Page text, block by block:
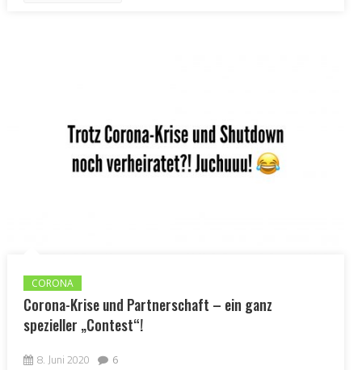
CORONA
Corona-Krise und Partnerschaft – ein ganz
spezieller „Contest“!
8. Juni 2020 6